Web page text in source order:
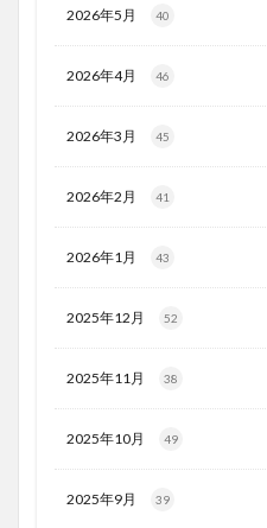
2026年5月 40
2026年4月 46
2026年3月 45
2026年2月 41
2026年1月 43
2025年12月 52
2025年11月 38
2025年10月 49
2025年9月 39